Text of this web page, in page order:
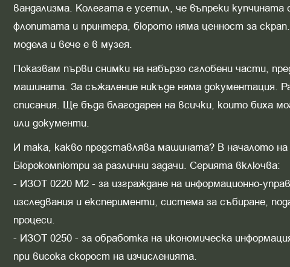
вандализма. Колегата е усетил, че въпреки
флопитата и принтера, бюрото няма ценност за
модела и вече е в музея.
Показвам първи снимки на набързо сглобени части,
машината. За съжаление никъде няма документация.
списания. Ще бъда благодарен на всички, които биха
или документи.
И така, какво представлява машината? В началото
Бюрокомпютри за различни задачи. Серията включва:
- ИЗОТ 0220 М2 - за изграждане на информационно-
изследвания и експерименти, система за събиране,
процеси.
- ИЗОТ 0250 - за обработка на икономическа
при висока скорост на изчисленията.